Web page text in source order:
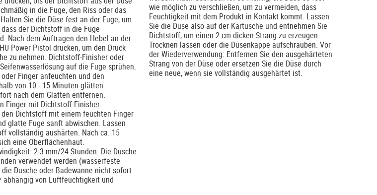
in die Fuge, den Riss oder das
Sie die Düse fest an der Fuge, um
der Dichtstoff in die Fuge
Nach dem Auftragen den Hebel an der
Power Pistol drücken, um den Druck
zu nehmen. Dichtstoff-Finisher oder
auf die Fuge sprühen.
Finger anfeuchten und den
von 10 - 15 Minuten glätten.
nach dem Glätten entfernen.
Finger mit Dichtstoff-Finisher
Dichtstoff mit einem feuchten Finger
glatte Fuge sanft abwischen. Lassen
vollständig aushärten. Nach ca. 15
eine Oberflächenhaut.
2-3 mm/24 Stunden. Die Dusche
verwendet werden (wasserfeste
Dusche oder Badewanne nicht sofort
von Luftfeuchtigkeit und
wie möglich zu verschließen, um zu vermeiden, dass
Feuchtigkeit mit dem Produkt in Kontakt kommt. Lassen
Sie die Düse also auf der Kartusche und entnehmen Sie
Dichtstoff, um einen 2 cm dicken Strang zu erzeugen.
Trocknen lassen oder die Düsenkappe aufschrauben. Vor
der Wiederverwendung: Entfernen Sie den ausgehärteten
Strang von der Düse oder ersetzen Sie die Düse durch
eine neue, wenn sie vollständig ausgehärtet ist.